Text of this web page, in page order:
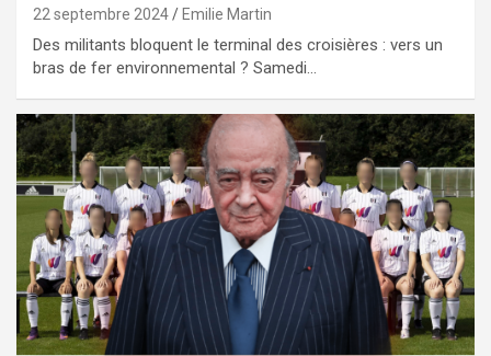
22 septembre 2024 Emilie Martin
Des militants bloquent le terminal des croisières : vers un
bras de fer environnemental ? Samedi…